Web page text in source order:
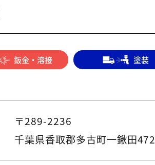
鈑金・溶接 塗装
〒289-2236
千葉県香取郡多古町一鍬田472